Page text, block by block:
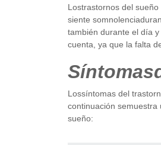
Lostrastornos del
siente
también durante el día
cuenta, ya que la falta
Lossíntomas del
continuación
sueño: